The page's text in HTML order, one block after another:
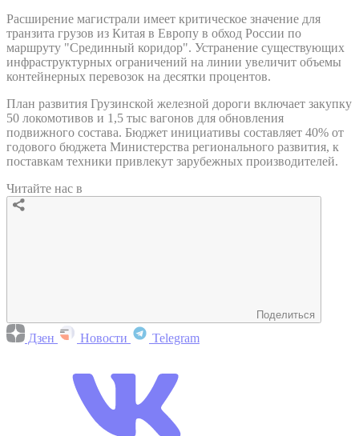
Расширение магистрали имеет критическое значение для
транзита грузов из Китая в Европу в обход России по
маршруту "Срединный коридор". Устранение существующих
инфраструктурных ограничений на линии увеличит объемы
контейнерных перевозок на десятки процентов.
План развития Грузинской железной дороги включает закупку
50 локомотивов и 1,5 тыс вагонов для обновления
подвижного состава. Бюджет инициативы составляет 40% от
годового бюджета Министерства регионального развития, к
поставкам техники привлекут зарубежных производителей.
Читайте нас в
Поделиться
Дзен Новости Telegram